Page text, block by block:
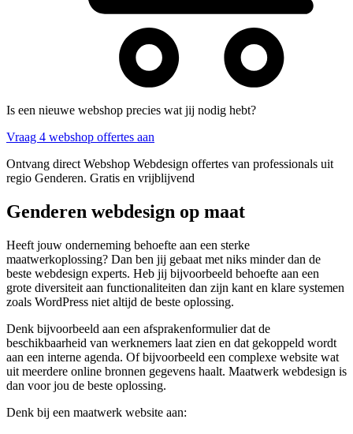
Is een nieuwe webshop precies wat jij nodig hebt?
Vraag 4 webshop offertes aan
Ontvang direct Webshop Webdesign offertes van professionals uit
regio Genderen. Gratis en vrijblijvend
Genderen webdesign op maat
Heeft jouw onderneming behoefte aan een sterke
maatwerkoplossing? Dan ben jij gebaat met niks minder dan de
beste webdesign experts. Heb jij bijvoorbeeld behoefte aan een
grote diversiteit aan functionaliteiten dan zijn kant en klare systemen
zoals WordPress niet altijd de beste oplossing.
Denk bijvoorbeeld aan een afsprakenformulier dat de
beschikbaarheid van werknemers laat zien en dat gekoppeld wordt
aan een interne agenda. Of bijvoorbeeld een complexe website wat
uit meerdere online bronnen gegevens haalt. Maatwerk webdesign is
dan voor jou de beste oplossing.
Denk bij een maatwerk website aan: